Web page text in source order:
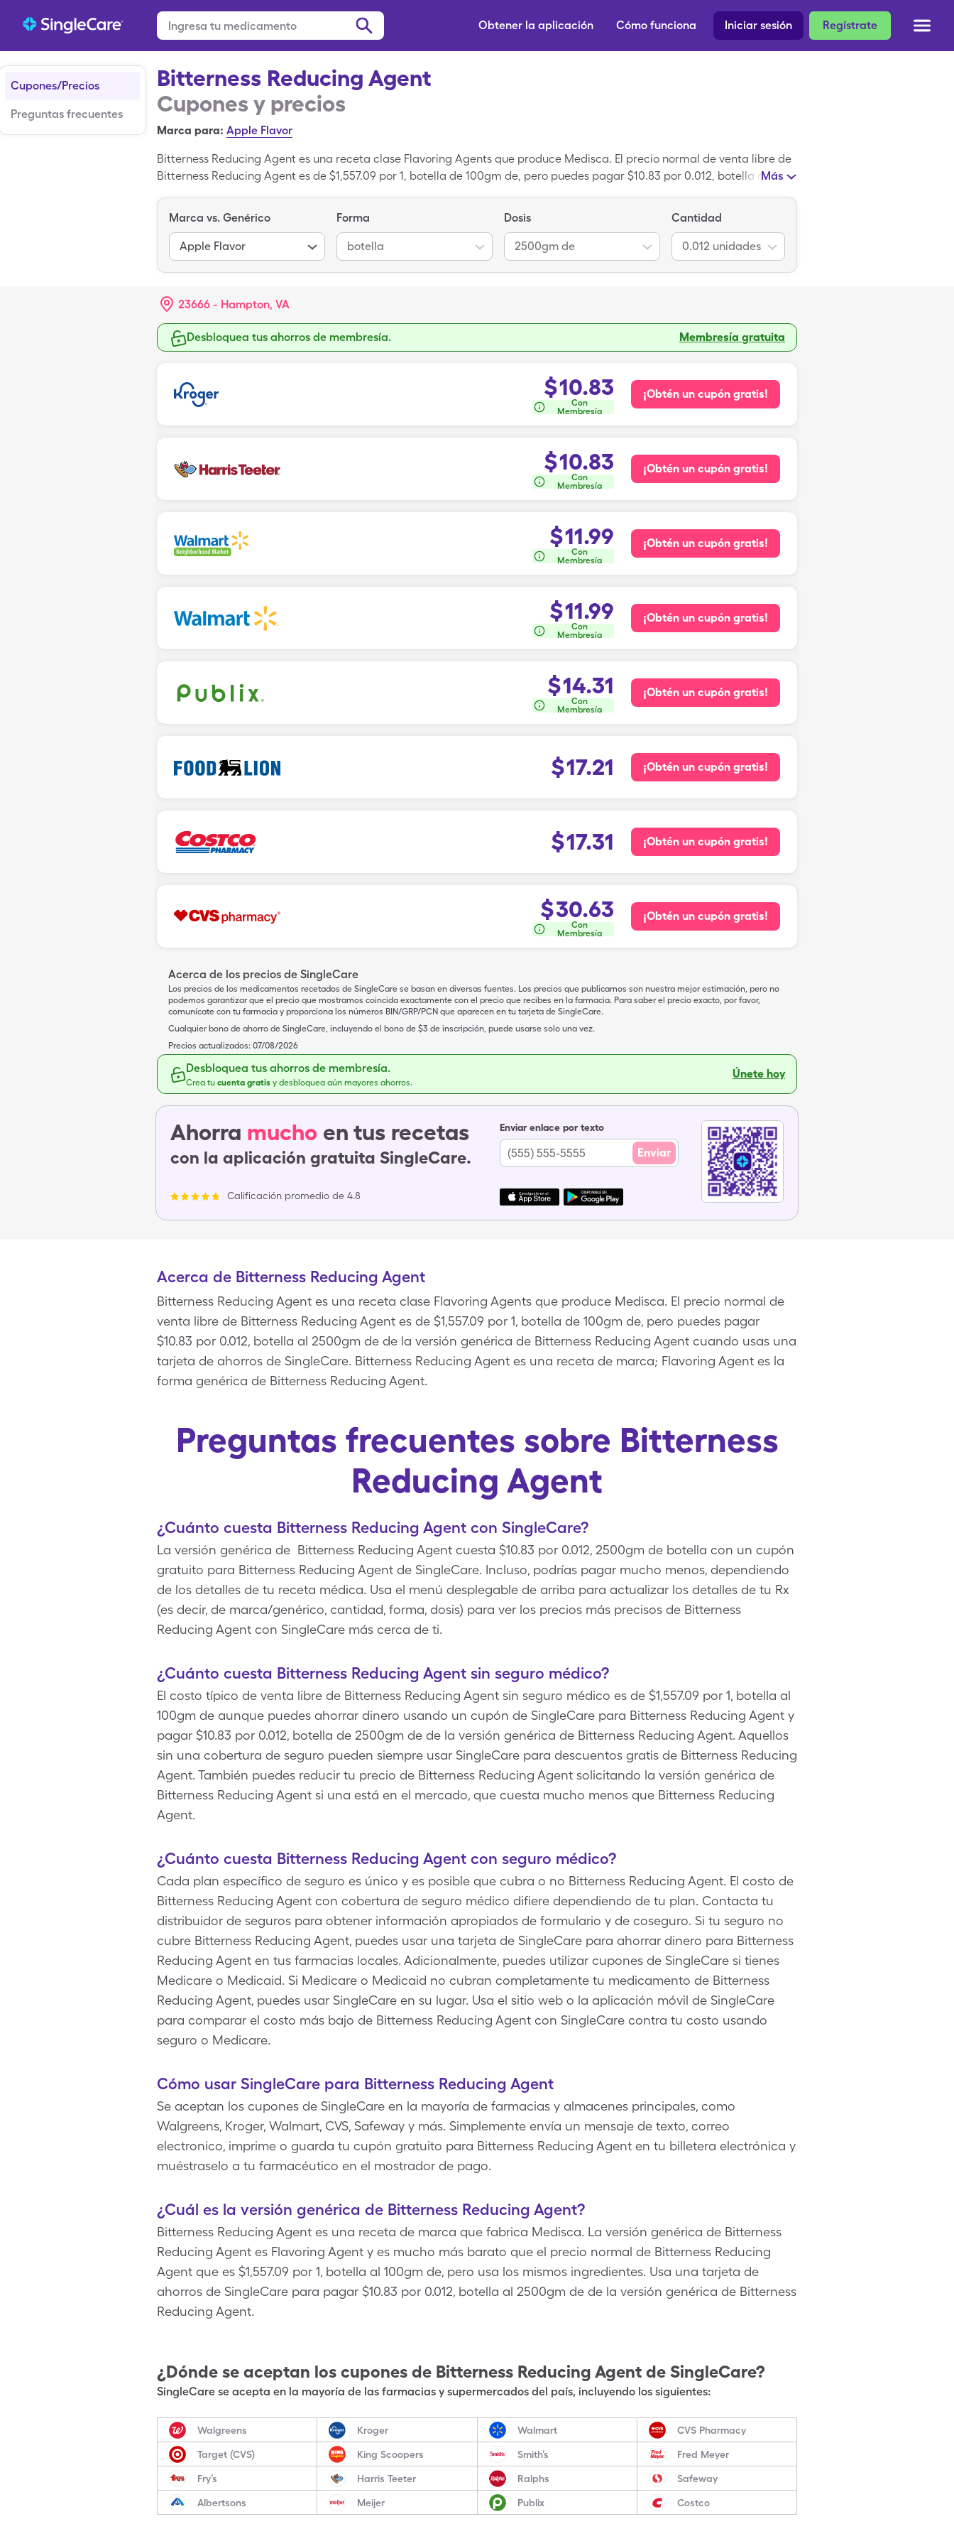
Regístrate
Iniciar sesión
Cómo funciona
Obtener la aplicación
Cupones/Precios
Preguntas frecuentes
Bitterness Reducing Agent
Cupones y precios
Marca para: Apple Flavor
Bitterness Reducing Agent es una receta clase Flavoring Agents que produce Medisca. El precio normal de venta libre de
Bitterness Reducing Agent es de $1,557.09 por 1, botella de 100gm de, pero puedes pagar $10.83 por 0.012, botella al
Bitterness Reducing Agent es una receta de marca; Flavoring Agent es la forma genérica de Bitterness Reducing Agent.
Más
Marca vs. Genérico
Apple Flavor
Forma
botella
Dosis
2500gm de
Cantidad
0.012 unidades
23666 - Hampton, VA
Desbloquea tus ahorros de membresía. Membresía gratuita
$10.83
Con
Membresía
¡Obtén un cupón gratis!
$10.83
Con
Membresía
¡Obtén un cupón gratis!
$11.99
Con
Membresía
¡Obtén un cupón gratis!
$11.99
Con
Membresía
¡Obtén un cupón gratis!
$14.31
Con
Membresía
¡Obtén un cupón gratis!
$17.21 ¡Obtén un cupón gratis!
$17.31 ¡Obtén un cupón gratis!
$30.63
Con
Membresía
¡Obtén un cupón gratis!
Acerca de los precios de SingleCare
Los precios de los medicamentos recetados de SingleCare se basan en diversas fuentes. Los precios que publicamos son nuestra mejor estimación, pero no
podemos garantizar que el precio que mostramos coincida exactamente con el precio que recibes en la farmacia. Para saber el precio exacto, por favor,
comunícate con tu farmacia y proporciona los números BIN/GRP/PCN que aparecen en tu tarjeta de SingleCare.
Cualquier bono de ahorro de SingleCare, incluyendo el bono de $3 de inscripción, puede usarse solo una vez.
Precios actualizados: 07/08/2026
Desbloquea tus ahorros de membresía.
Crea tu cuenta gratis y desbloquea aún mayores ahorros.
Únete hoy
Ahorra mucho en tus recetas
con la aplicación gratuita SingleCare.
Calificación promedio de 4.8
Enviar enlace por texto
Enviar
Acerca de Bitterness Reducing Agent
Bitterness Reducing Agent es una receta clase Flavoring Agents que produce Medisca. El precio normal de
venta libre de Bitterness Reducing Agent es de $1,557.09 por 1, botella de 100gm de, pero puedes pagar
$10.83 por 0.012, botella al 2500gm de de la versión genérica de Bitterness Reducing Agent cuando usas una
tarjeta de ahorros de SingleCare. Bitterness Reducing Agent es una receta de marca; Flavoring Agent es la
forma genérica de Bitterness Reducing Agent.
Preguntas frecuentes sobre Bitterness
Reducing Agent
¿Cuánto cuesta Bitterness Reducing Agent con SingleCare?
La versión genérica de Bitterness Reducing Agent cuesta $10.83 por 0.012, 2500gm de botella con un cupón
gratuito para Bitterness Reducing Agent de SingleCare. Incluso, podrías pagar mucho menos, dependiendo
de los detalles de tu receta médica. Usa el menú desplegable de arriba para actualizar los detalles de tu Rx
(es decir, de marca/genérico, cantidad, forma, dosis) para ver los precios más precisos de Bitterness
Reducing Agent con SingleCare más cerca de ti.
¿Cuánto cuesta Bitterness Reducing Agent sin seguro médico?
El costo típico de venta libre de Bitterness Reducing Agent sin seguro médico es de $1,557.09 por 1, botella al
100gm de aunque puedes ahorrar dinero usando un cupón de SingleCare para Bitterness Reducing Agent y
pagar $10.83 por 0.012, botella de 2500gm de de la versión genérica de Bitterness Reducing Agent. Aquellos
sin una cobertura de seguro pueden siempre usar SingleCare para descuentos gratis de Bitterness Reducing
Agent. También puedes reducir tu precio de Bitterness Reducing Agent solicitando la versión genérica de
Bitterness Reducing Agent si una está en el mercado, que cuesta mucho menos que Bitterness Reducing
Agent.
¿Cuánto cuesta Bitterness Reducing Agent con seguro médico?
Cada plan específico de seguro es único y es posible que cubra o no Bitterness Reducing Agent. El costo de
Bitterness Reducing Agent con cobertura de seguro médico difiere dependiendo de tu plan. Contacta tu
distribuidor de seguros para obtener información apropiados de formulario y de coseguro. Si tu seguro no
cubre Bitterness Reducing Agent, puedes usar una tarjeta de SingleCare para ahorrar dinero para Bitterness
Reducing Agent en tus farmacias locales. Adicionalmente, puedes utilizar cupones de SingleCare si tienes
Medicare o Medicaid. Si Medicare o Medicaid no cubran completamente tu medicamento de Bitterness
Reducing Agent, puedes usar SingleCare en su lugar. Usa el sitio web o la aplicación móvil de SingleCare
para comparar el costo más bajo de Bitterness Reducing Agent con SingleCare contra tu costo usando
seguro o Medicare.
Cómo usar SingleCare para Bitterness Reducing Agent
Se aceptan los cupones de SingleCare en la mayoría de farmacias y almacenes principales, como
Walgreens, Kroger, Walmart, CVS, Safeway y más. Simplemente envía un mensaje de texto, correo
electronico, imprime o guarda tu cupón gratuito para Bitterness Reducing Agent en tu billetera electrónica y
muéstraselo a tu farmacéutico en el mostrador de pago.
¿Cuál es la versión genérica de Bitterness Reducing Agent?
Bitterness Reducing Agent es una receta de marca que fabrica Medisca. La versión genérica de Bitterness
Reducing Agent es Flavoring Agent y es mucho más barato que el precio normal de Bitterness Reducing
Agent que es $1,557.09 por 1, botella al 100gm de, pero usa los mismos ingredientes. Usa una tarjeta de
ahorros de SingleCare para pagar $10.83 por 0.012, botella al 2500gm de de la versión genérica de Bitterness
Reducing Agent.
¿Dónde se aceptan los cupones de Bitterness Reducing Agent de SingleCare?
SingleCare se acepta en la mayoría de las farmacias y supermercados del país, incluyendo los siguientes:
Walgreens Kroger Walmart CVS Pharmacy
Target (CVS) King Scoopers Smith’s Fred Meyer
Fry’s Harris Teeter Ralphs Safeway
Albertsons Meijer Publix Costco